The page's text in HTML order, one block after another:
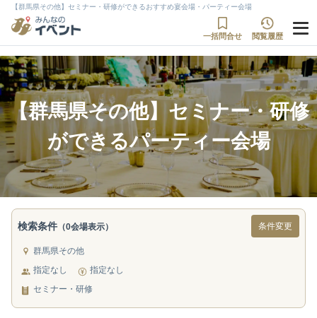
【群馬県その他】セミナー・研修ができるおすすめ宴会場・パーティー会場
一括問合せ 閲覧履歴
【群馬県その他】セミナー・研修
ができるパーティー会場
検索条件 （0会場表示） 条件変更
群馬県その他
指定なし
指定なし
セミナー・研修